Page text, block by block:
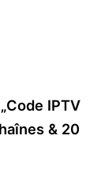
IPTV
& 20